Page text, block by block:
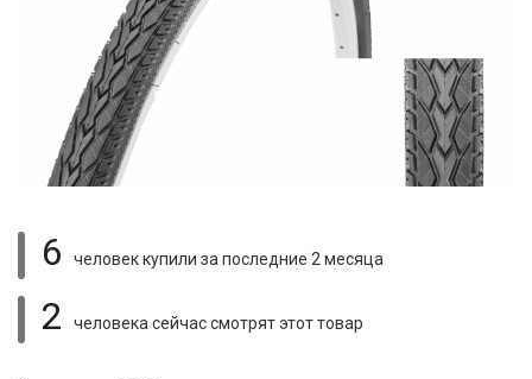
6 человек купили за последние 2 месяца
2 человека сейчас смотрятэтот товар